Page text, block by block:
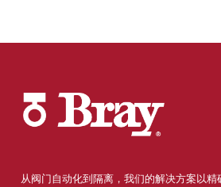
从阀门自动化到隔离，我们的解决方案以精